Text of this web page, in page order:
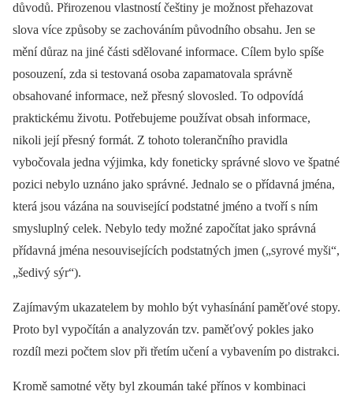
důvodů. Přirozenou vlastností češtiny je možnost přehazovat
slova více způsoby se zachováním původního obsahu. Jen se
mění důraz na jiné části sdělované informace. Cílem bylo spíše
posouzení, zda si testovaná osoba zapamatovala správně
obsahované informace, než přesný slovosled. To odpovídá
praktickému životu. Potřebujeme používat obsah informace,
nikoli její přesný formát. Z tohoto tolerančního pravidla
vybočovala jedna výjimka, kdy foneticky správné slovo ve špatné
pozici nebylo uznáno jako správné. Jednalo se o přídavná jména,
která jsou vázána na související podstatné jméno a tvoří s ním
smysluplný celek. Nebylo tedy možné započítat jako správná
přídavná jména nesouvisejících podstatných jmen („syrové myši“,
„šedivý sýr“).
Zajímavým ukazatelem by mohlo být vyhasínání paměťové stopy.
Proto byl vypočítán a analyzován tzv. paměťový pokles jako
rozdíl mezi počtem slov při třetím učení a vybavením po distrakci.
Kromě samotné věty byl zkoumán také přínos v kombinaci